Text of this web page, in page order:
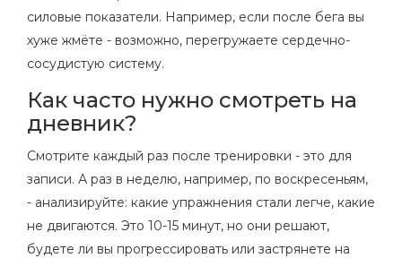
силовые показатели. Например, если после бега вы
хуже жмёте - возможно, перегружаете сердечно-
сосудистую систему.
Как часто нужно смотреть на
дневник?
Смотрите каждый раз после тренировки - это для
записи. А раз в неделю, например, по воскресеньям,
- анализируйте: какие упражнения стали легче, какие
не двигаются. Это 10-15 минут, но они решают,
будете ли вы прогрессировать или застрянете на